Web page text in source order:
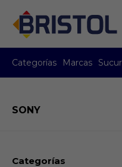
Categorías Marcas
SONY
Categorías